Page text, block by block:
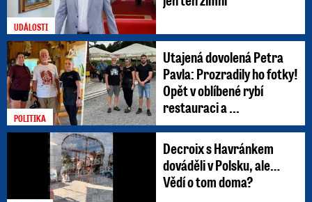
UDÁLOSTI
POLITIKA
Utajená dovolená Petra
Pavla: Prozradily ho fotky!
Opět v oblíbené rybí
restauraci a ...
Decroix s Havránkem
dováděli v Polsku, ale…
Vědí o tom doma?